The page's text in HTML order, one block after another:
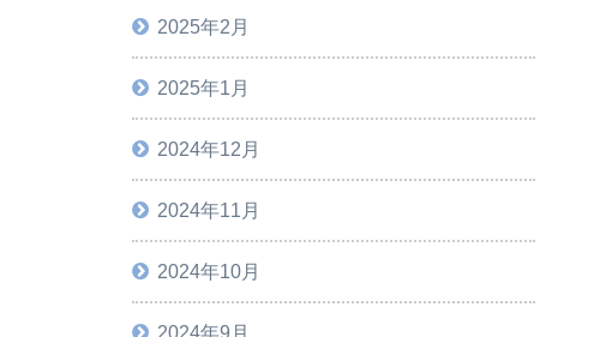
2025年2月
2025年1月
2024年12月
2024年11月
2024年10月
2024年9月